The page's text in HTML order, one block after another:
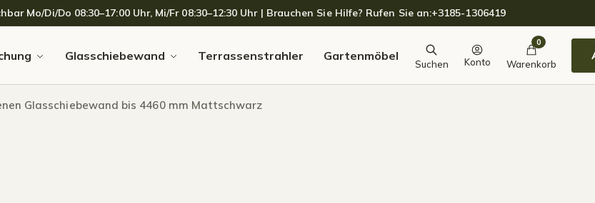
Mo/Di/Do 08:30–17:00 Uhr, Mi/Fr 08:30–12:30 Uhr | Brauchen Sie Hilfe? Rufen Sie an:+3185-1306419
Glasschiebewand Terrassenstrahler Gartenmöbel
Suchen Konto
0
Warenkorb
Glasschiebewand bis 4460 mm Mattschwarz